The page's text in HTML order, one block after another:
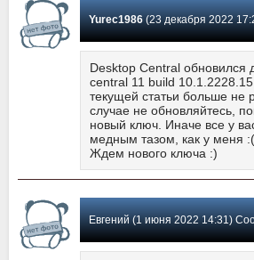
Yurec1986(23 декабря 2022 17:24)
Desktop Central обновился
central 11 build
текущей статьи больше не
случае не обновляйтесь,
новый ключ. Иначе все у
медным тазом, как у меня :(
Ждем нового ключа :)